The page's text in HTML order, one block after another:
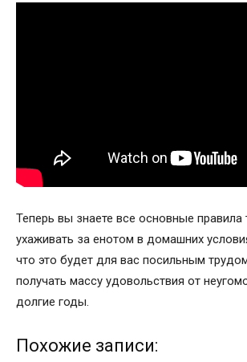
Теперь вы знаете все основные правила
ухаживать за енотом в домашних
что это будет для вас посильным
получать массу удовольствия от
долгие годы.
Похожие записи: